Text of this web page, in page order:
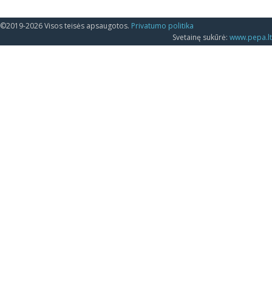
©2019-2026 Visos teisės apsaugotos. Privatumo politika
Svetainę sukūrė: www.pepa.lt